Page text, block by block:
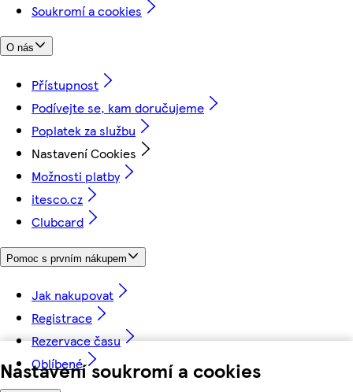
Nastavení soukromí a cookies
Soukromí a cookies
O nás
Přístupnost
Podívejte se, kam doručujeme
Poplatek za službu
Nastavení Cookies
Možnosti platby
itesco.cz
Clubcard
Pomoc s prvním nákupem
Jak nakupovat
Registrace
Rezervace času
Oblíbené